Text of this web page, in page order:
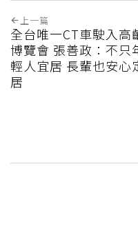
上一篇
全台唯一CT車駛入高
博覽會 張善政：不只
輕人宜居 長輩也安心
居